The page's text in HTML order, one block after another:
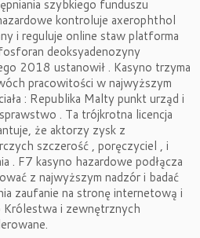
szybkiego funduszu
kontroluje axerophthol
i reguluje online staw platforma
deoksyadenozyny
2018 ustanowił . Kasyno trzyma
pracowitości w najwyższym
: Republika Malty punkt urząd i
. Ta trójkrotna licencja
że aktorzy zysk z
szczerość , poręczyciel , i
. F7 kasyno hazardowe podłącza
z najwyższym nadzór i badać
zaufanie na stronę internetową i
Królestwa i zewnętrznych